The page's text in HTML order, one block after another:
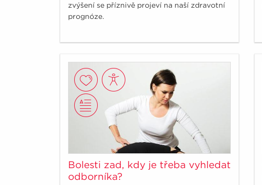
zvýšení se příznivě projeví na naší zdravotní
prognóze.
Bolesti zad, kdy je třeba vyhledat
odborníka?